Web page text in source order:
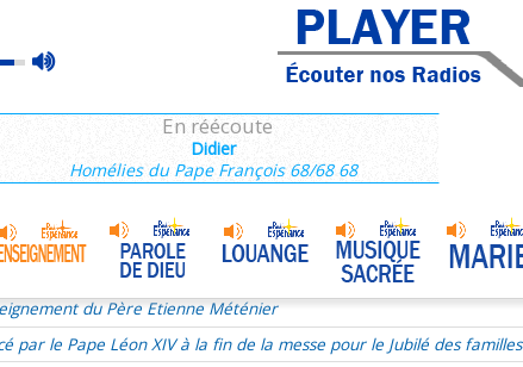
max
En réécoute
Didier
Homélies du Pape François 68/68 68
dimanche du TO le 24 juillet 2022
Homélie du 9 juillet 2017
du Père Etienne Méténier
par le Pape Léon XIV à la fin de la messe pour le Jubilé des familles